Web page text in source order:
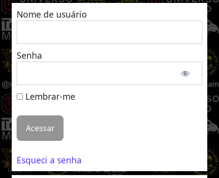
Nome de usuário
Senha
Lembrar-me
Esqueci a senha